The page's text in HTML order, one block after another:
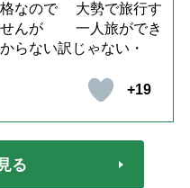
格なので 大勢で旅行す
せんが 一人旅ができ
らない訳じゃない・
+19
る